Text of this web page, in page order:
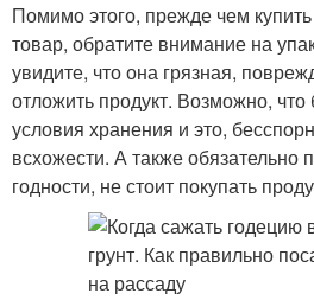
Помимо этого, прежде чем
товар, обратите внимание на
увидите, что она грязная,
отложить продукт. Возможно,
условия хранения и это,
всхожести. А также обязательно
годности, не стоит покупать